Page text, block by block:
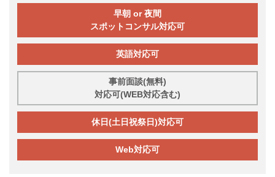
早朝 or 夜間
スポットコンサル対応可
英語対応可
事前面談(無料)
対応可(WEB対応含む)
休日(土日祝祭日)対応可
Web対応可